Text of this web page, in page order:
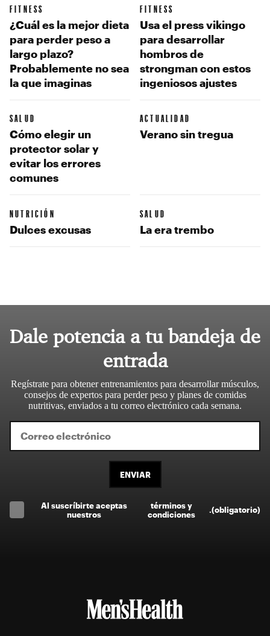
FITNESS
¿Cuál es la mejor dieta
para perder peso a
largo plazo?
Probablemente no sea
la que imaginas
FITNESS
Usa el press vikingo
para desarrollar
hombros de
strongman con estos
ingeniosos ajustes
SALUD
Cómo elegir un
protector solar y
evitar los errores
comunes
ACTUALIDAD
Verano sin tregua
NUTRICIÓN
Dulces excusas
SALUD
La era trembo
Dale potencia a tu bandeja de
entrada
Regístrate para obtener entrenamientos para desarrollar músculos,
consejos de expertos para perder peso y planes de comidas
nutritivas, enviados a tu correo electrónico cada semana.
ENVIAR
Al suscríbirte aceptas
nuestros
términos y
condiciones
.(obligatorio)